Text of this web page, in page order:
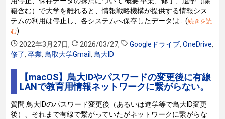
籍含む）で大学を離れると、情報戦略機構が提供する情報シス
テムの利用は停止し、各システムへ保存したデータは… (続きを読
む)
2022年3月27日, 2026/03/27, Googleドライブ,OneDrive,
修了,卒業, 鳥取大学Gmail, 鳥大ID
【macOS】鳥大IDやパスワードの変更後に有線
LANで教育用情報ネットワークに繋がらない。
質問 鳥大IDのパスワード変更後（あるいは進学等で鳥大ID変更
後）、それまで有線で繋がっていたがネットワークに繋がらな